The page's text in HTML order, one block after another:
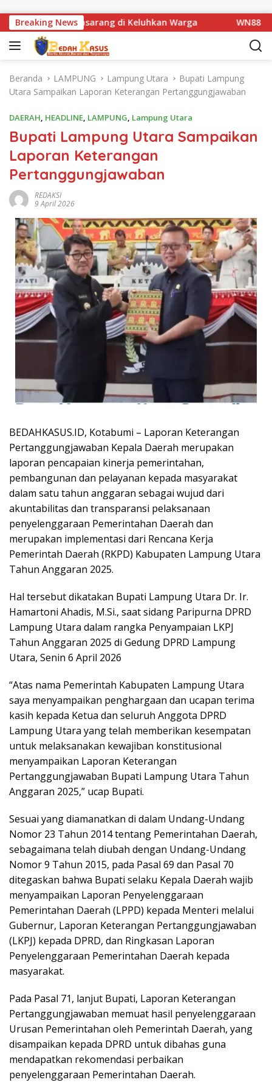
Breaking News
Km 1 Basarang di Keluhkan Warga WN88 SUB
Beranda LAMPUNG Lampung Utara
Bupati Lampung
Utara Sampaikan Laporan Keterangan Pertanggungjawaban
DAERAH, HEADLINE, LAMPUNG, Lampung Utara
Bupati Lampung Utara Sampaikan
Laporan Keterangan
Pertanggungjawaban
REDAKSI
9 April 2026
BEDAHKASUS.ID, Kotabumi – Laporan Keterangan
Pertanggungjawaban Kepala Daerah merupakan
laporan pencapaian kinerja pemerintahan,
pembangunan dan pelayanan kepada masyarakat
dalam satu tahun anggaran sebagai wujud dari
akuntabilitas dan transparansi pelaksanaan
penyelenggaraan Pemerintahan Daerah dan
merupakan implementasi dari Rencana Kerja
Pemerintah Daerah (RKPD) Kabupaten Lampung Utara
Tahun Anggaran 2025.
Hal tersebut dikatakan Bupati Lampung Utara Dr. Ir.
Hamartoni Ahadis, M.Si., saat sidang Paripurna DPRD
Lampung Utara dalam rangka Penyampaian LKPJ
Tahun Anggaran 2025 di Gedung DPRD Lampung
Utara, Senin 6 April 2026
“Atas nama Pemerintah Kabupaten Lampung Utara
saya menyampaikan penghargaan dan ucapan terima
kasih kepada Ketua dan seluruh Anggota DPRD
Lampung Utara yang telah memberikan kesempatan
untuk melaksanakan kewajiban konstitusional
menyampaikan Laporan Keterangan
Pertanggungjawaban Bupati Lampung Utara Tahun
Anggaran 2025,” ucap Bupati.
Sesuai yang diamanatkan di dalam Undang-Undang
Nomor 23 Tahun 2014 tentang Pemerintahan Daerah,
sebagaimana telah diubah dengan Undang-Undang
Nomor 9 Tahun 2015, pada Pasal 69 dan Pasal 70
ditegaskan bahwa Bupati selaku Kepala Daerah wajib
menyampaikan Laporan Penyelenggaraan
Pemerintahan Daerah (LPPD) kepada Menteri melalui
Gubernur, Laporan Keterangan Pertanggungjawaban
(LKPJ) kepada DPRD, dan Ringkasan Laporan
Penyelenggaraan Pemerintahan Daerah kepada
masyarakat.
Pada Pasal 71, lanjut Bupati, Laporan Keterangan
Pertanggungjawaban memuat hasil penyelenggaraan
Urusan Pemerintahan oleh Pemerintah Daerah, yang
disampaikan kepada DPRD untuk dibahas guna
mendapatkan rekomendasi perbaikan
penyelenggaraan Pemerintahan Daerah.